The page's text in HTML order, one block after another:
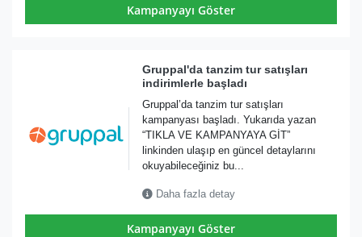
Kampanyayı Göster
Gruppal'da tanzim tur satışları
indirimlerle başladı
Gruppal’da tanzim tur satışları
kampanyası başladı. Yukarıda yazan
“TIKLA VE KAMPANYAYA GİT”
linkinden ulaşıp en güncel detaylarını
okuyabileceğiniz bu...
Daha fazla detay
Kampanyayı Göster